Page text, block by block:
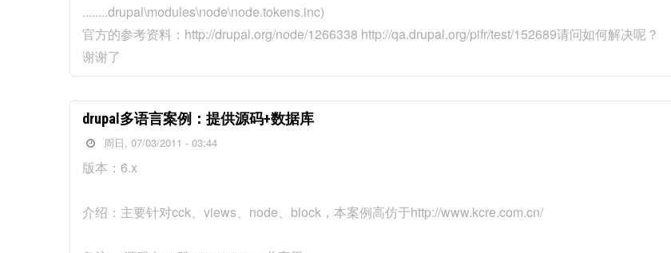
........drupal\modules\node\node.tokens.inc)
官方的参考资料：http://drupal.org/node/1266338 http://qa.drupal.org/pifr/test/152689请问如何解决呢？
谢谢了
drupal多语言案例：提供源码+数据库
周日, 07/03/2011 - 03:44
版本：6.x
介绍：主要针对cck、views、node、block，本案例高仿于http://www.kcre.com.cn/